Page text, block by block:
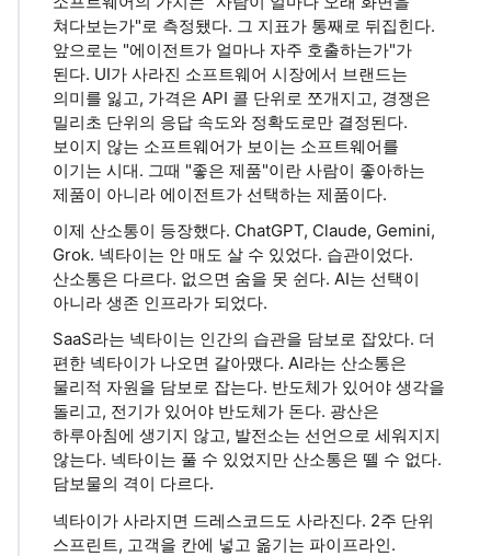
쳐다보는가"로 측정됐다. 그 지표가 통째로 뒤집힌다.
앞으로는 "에이전트가 얼마나 자주 호출하는가"가
된다. UI가 사라진 소프트웨어 시장에서 브랜드는
의미를 잃고, 가격은 API 콜 단위로 쪼개지고, 경쟁은
밀리초 단위의 응답 속도와 정확도로만 결정된다.
보이지 않는 소프트웨어가 보이는 소프트웨어를
이기는 시대. 그때 "좋은 제품"이란 사람이 좋아하는
제품이 아니라 에이전트가 선택하는 제품이다.
이제 산소통이 등장했다. ChatGPT, Claude, Gemini,
Grok. 넥타이는 안 매도 살 수 있었다. 습관이었다.
산소통은 다르다. 없으면 숨을 못 쉰다. AI는 선택이
아니라 생존 인프라가 되었다.
SaaS라는 넥타이는 인간의 습관을 담보로 잡았다. 더
편한 넥타이가 나오면 갈아맸다. AI라는 산소통은
물리적 자원을 담보로 잡는다. 반도체가 있어야 생각을
돌리고, 전기가 있어야 반도체가 돈다. 광산은
하루아침에 생기지 않고, 발전소는 선언으로 세워지지
않는다. 넥타이는 풀 수 있었지만 산소통은 뗄 수 없다.
담보물의 격이 다르다.
넥타이가 사라지면 드레스코드도 사라진다. 2주 단위
스프린트, 고객을 칸에 넣고 옮기는 파이프라인.